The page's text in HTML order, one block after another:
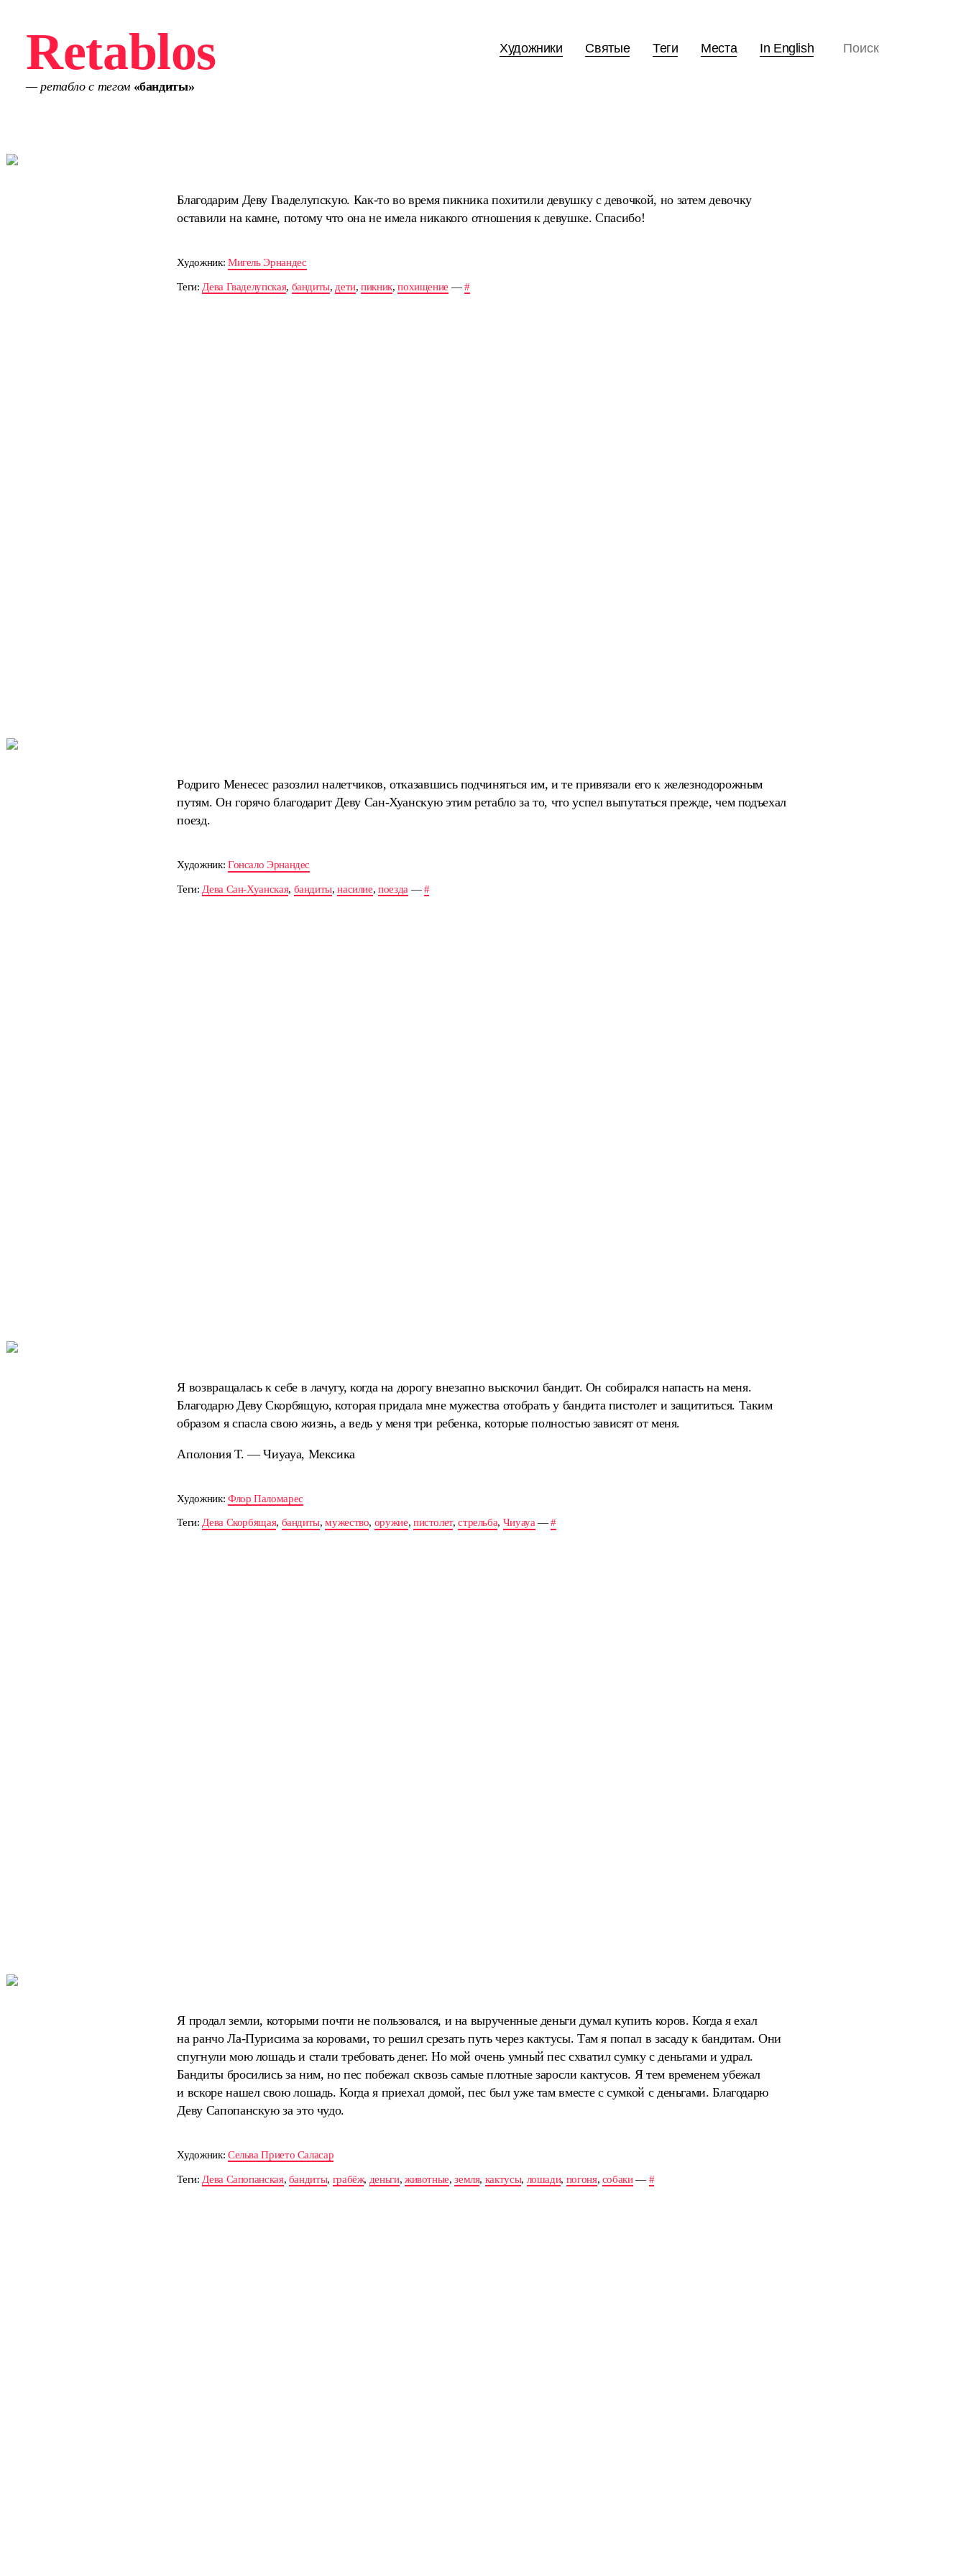
Retablos Художники Святые Теги Места In English
— ретабло с тегом «бандиты»
Благодарим Деву Гваделупскую. Как-то во время пикника похитили девушку с девочкой, но затем девочку
оставили на камне, потому что она не имела никакого отношения к девушке. Спасибо!
Художник: Мигель Эрнандес
Теги: Дева Гваделупская, бандиты, дети,пикник,похищение —#
Родриго Менесес разозлил налетчиков, отказавшись подчиняться им, и те привязали его к железнодорожным
путям. Он горячо благодарит Деву Сан-Хуанскую этим ретабло за то, что успел выпутаться прежде, чем подъехал
поезд.
Художник: Гонсало Эрнандес
Теги: Дева Сан-Хуанская, бандиты,насилие,поезда —#
Я возвращалась к себе в лачугу, когда на дорогу внезапно выскочил бандит. Он собирался напасть на меня.
Благодарю Деву Скорбящую, которая придала мне мужества отобрать у бандита пистолет и защититься. Таким
образом я спасла свою жизнь, а ведь у меня три ребенка, которые полностью зависят от меня.
Аполония Т. — Чиуауа, Мексика
Художник: Флор Паломарес
Теги: Дева Скорбящая, бандиты,мужество, оружие, пистолет,стрельба, Чиуауа —#
Я продал земли, которыми почти не пользовался, и на вырученные деньги думал купить коров. Когда я ехал
на ранчо Ла-Пурисима за коровами, то решил срезать путь через кактусы. Там я попал в засаду к бандитам. Они
спугнули мою лошадь и стали требовать денег. Но мой очень умный пес схватил сумку с деньгами и удрал.
Бандиты бросились за ним, но пес побежал сквозь самые плотные заросли кактусов. Я тем временем убежал
и вскоре нашел свою лошадь. Когда я приехал домой, пес был уже там вместе с сумкой с деньгами. Благодарю
Деву Сапопанскую за это чудо.
Художник: Сельва Прието Саласар
Теги: Дева Сапопанская, бандиты, грабёж, деньги, животные,земля, кактусы, лошади, погоня, собаки— #